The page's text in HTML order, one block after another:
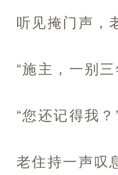
听见掩门声，
“施主，一别
“您还记得我？
老住持一声叹